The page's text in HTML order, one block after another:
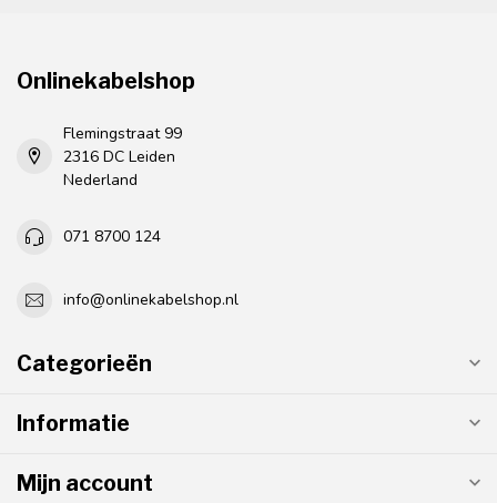
Onlinekabelshop
Flemingstraat 99
2316 DC Leiden
Nederland
071 8700 124
info@onlinekabelshop.nl
Categorieën
Informatie
Mijn account